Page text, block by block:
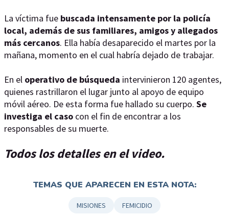
La víctima fue buscada intensamente por la policía
local, además de sus familiares, amigos y allegados
más cercanos. Ella había desaparecido el martes por la
mañana, momento en el cual habría dejado de trabajar.
En el operativo de búsqueda intervinieron 120 agentes,
quienes rastrillaron el lugar junto al apoyo de equipo
móvil aéreo. De esta forma fue hallado su cuerpo. Se
investiga el caso con el fin de encontrar a los
responsables de su muerte.
Todos los detalles en el video.
TEMAS QUE APARECEN EN ESTA NOTA:
MISIONES FEMICIDIO